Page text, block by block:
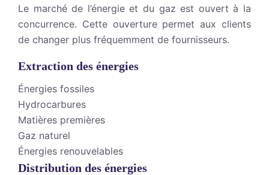
Le marché de l’énergie et du gaz est ouvert à la
concurrence. Cette ouverture permet aux clients
de changer plus fréquemment de fournisseurs.
Extraction des énergies
Énergies fossiles
Hydrocarbures
Matières premières
Gaz naturel
Énergies renouvelables
Distribution des énergies